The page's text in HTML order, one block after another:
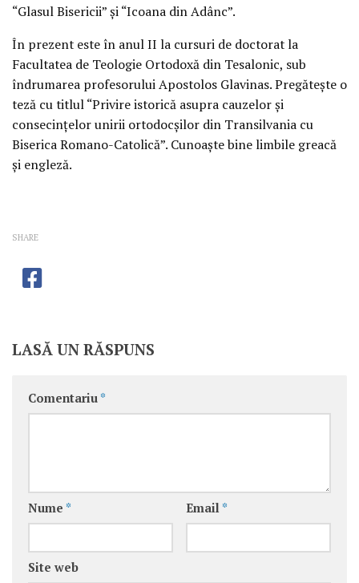
“Glasul Bisericii” şi “Icoana din Adânc”.
În prezent este în anul II la cursuri de doctorat la
Facultatea de Teologie Ortodoxă din Tesalonic, sub
îndrumarea profesorului Apostolos Glavinas. Pregăteşte o
teză cu titlul “Privire istorică asupra cauzelor şi
consecinţelor unirii ortodocşilor din Transilvania cu
Biserica Romano-Catolică”. Cunoaşte bine limbile greacă
şi engleză.
SHARE
LASĂ UN RĂSPUNS
Comentariu *
Nume * Email *
Site web